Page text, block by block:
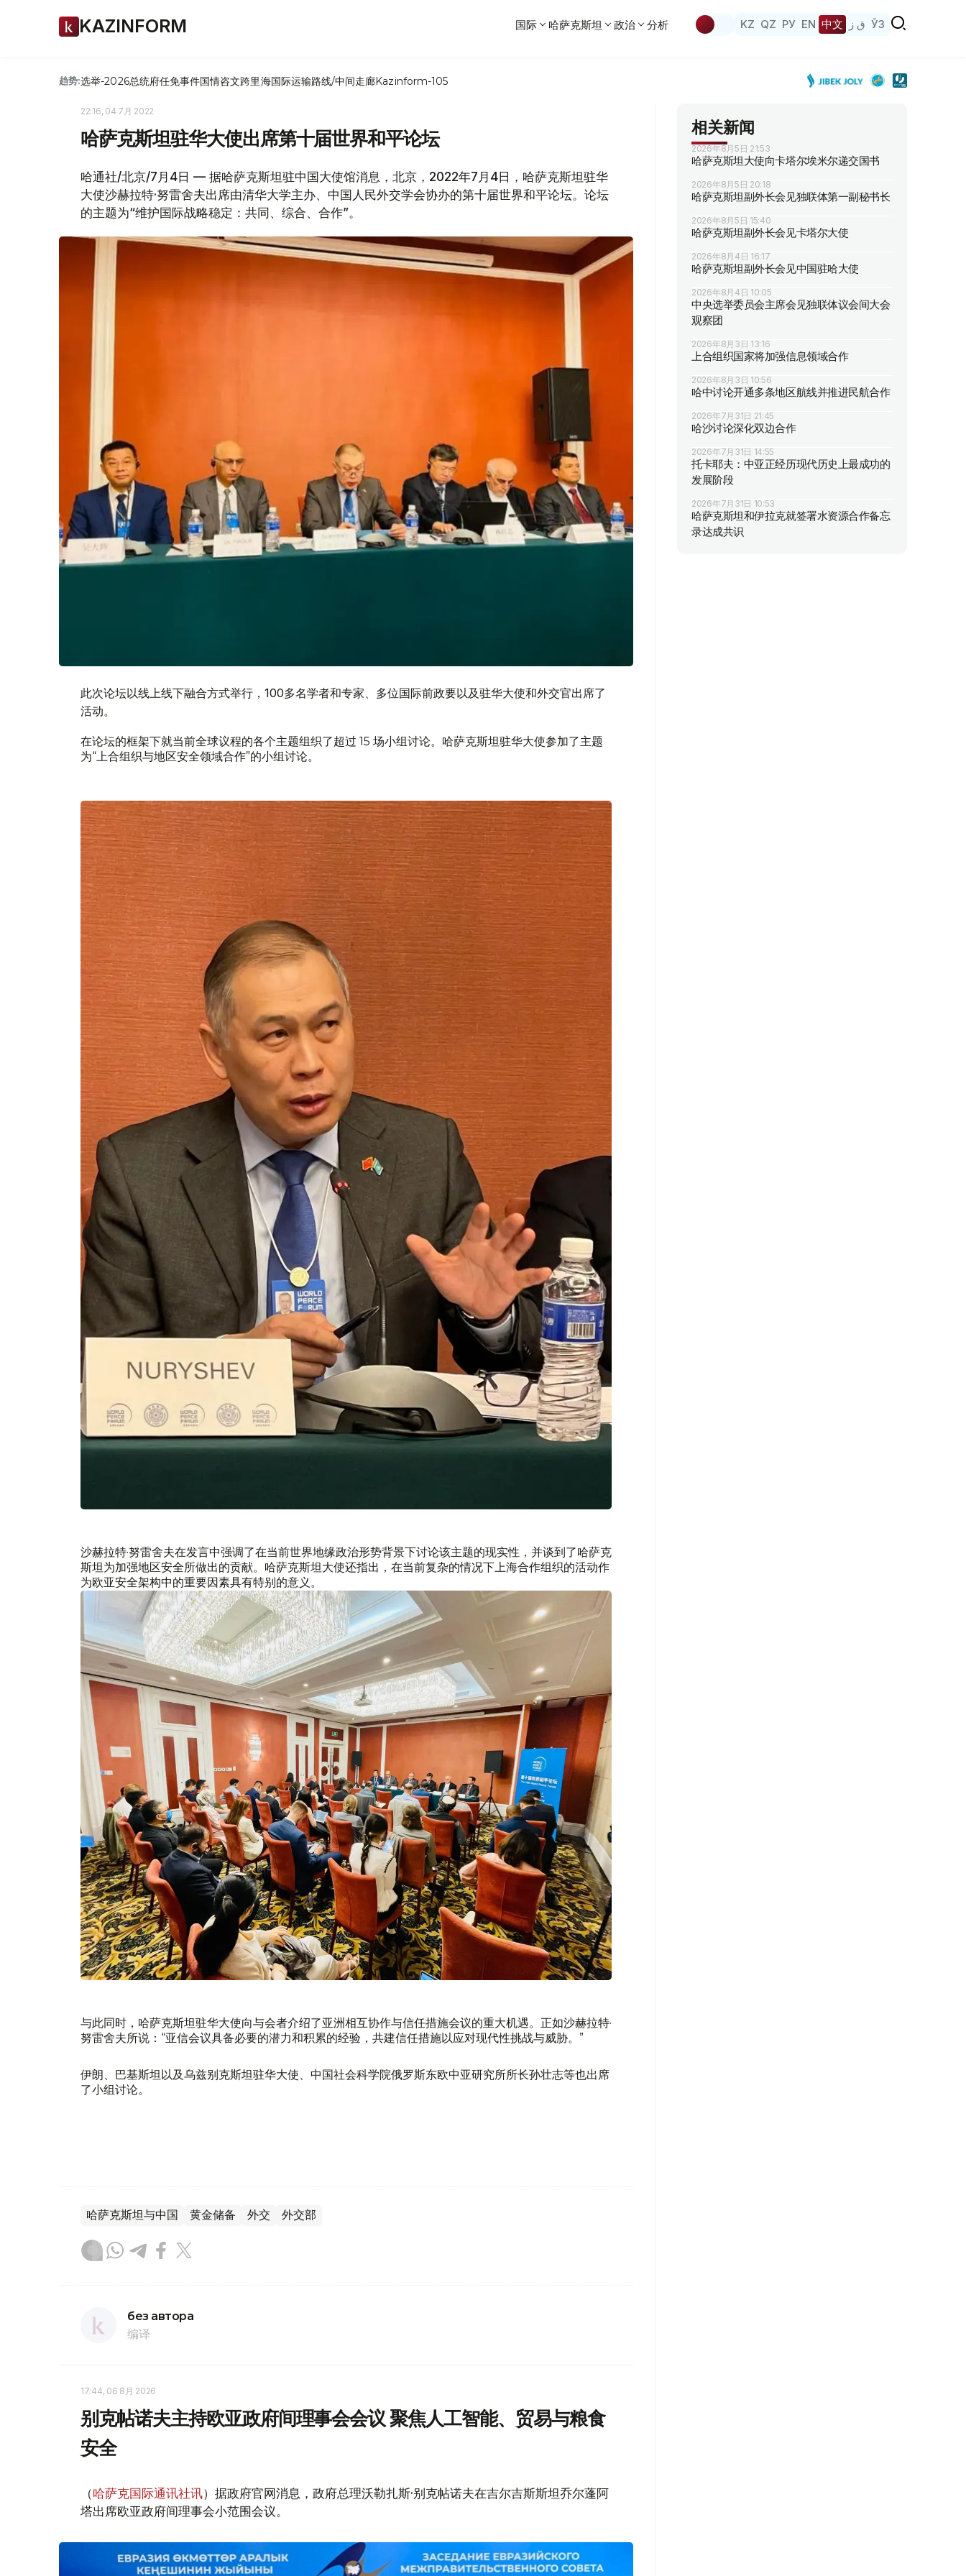
KAZINFORM 国际 哈萨克斯坦 政治 分析 KZ QZ РУ EN 中文 ق ز ЎЗ
趋势:选举-2026总统府任免事件国情咨文跨里海国际运输路线/中间走廊Kazinform-105
22:16, 04 7月 2022
哈萨克斯坦驻华大使出席第十届世界和平论坛
哈通社/北京/7月4日 — 据哈萨克斯坦驻中国大使馆消息，北京，2022年7月4日，哈萨克斯坦驻华
大使沙赫拉特·努雷舍夫出席由清华大学主办、中国人民外交学会协办的第十届世界和平论坛。论坛
的主题为“维护国际战略稳定：共同、综合、合作”。
此次论坛以线上线下融合方式举行，100多名学者和专家、多位国际前政要以及驻华大使和外交官出席了
活动。
在论坛的框架下就当前全球议程的各个主题组织了超过 15 场小组讨论。哈萨克斯坦驻华大使参加了主题
为“上合组织与地区安全领域合作”的小组讨论。
沙赫拉特·努雷舍夫在发言中强调了在当前世界地缘政治形势背景下讨论该主题的现实性，并谈到了哈萨克
斯坦为加强地区安全所做出的贡献。哈萨克斯坦大使还指出，在当前复杂的情况下上海合作组织的活动作
为欧亚安全架构中的重要因素具有特别的意义。
与此同时，哈萨克斯坦驻华大使向与会者介绍了亚洲相互协作与信任措施会议的重大机遇。正如沙赫拉特·
努雷舍夫所说：“亚信会议具备必要的潜力和积累的经验，共建信任措施以应对现代性挑战与威胁。”
伊朗、巴基斯坦以及乌兹别克斯坦驻华大使、中国社会科学院俄罗斯东欧中亚研究所所长孙壮志等也出席
了小组讨论。
哈萨克斯坦与中国 黄金储备 外交 外交部
без автора
编译
17:44, 06 8月 2026
别克帖诺夫主持欧亚政府间理事会会议 聚焦人工智能、贸易与粮食
安全
（哈萨克国际通讯社讯）据政府官网消息，政府总理沃勒扎斯·别克帖诺夫在吉尔吉斯斯坦乔尔蓬阿
塔出席欧亚政府间理事会小范围会议。
相关新闻
2026年8月5日 21:53
哈萨克斯坦大使向卡塔尔埃米尔递交国书
2026年8月5日 20:18
哈萨克斯坦副外长会见独联体第一副秘书长
2026年8月5日 15:40
哈萨克斯坦副外长会见卡塔尔大使
2026年8月4日 16:17
哈萨克斯坦副外长会见中国驻哈大使
2026年8月4日 10:05
中央选举委员会主席会见独联体议会间大会
观察团
2026年8月3日 13:16
上合组织国家将加强信息领域合作
2026年8月3日 10:56
哈中讨论开通多条地区航线并推进民航合作
2026年7月31日 21:45
哈沙讨论深化双边合作
2026年7月31日 14:55
托卡耶夫：中亚正经历现代历史上最成功的
发展阶段
2026年7月31日 10:53
哈萨克斯坦和伊拉克就签署水资源合作备忘
录达成共识